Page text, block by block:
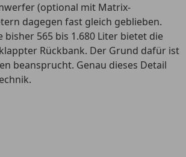
(optional mit Matrix-
dagegen fast gleich geblieben.
565 bis 1.680 Liter bietet die
Rückbank. Der Grund dafür ist
beansprucht. Genau dieses Detail